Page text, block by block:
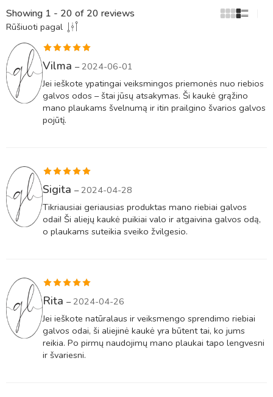
Showing 1 - 20 of 20 reviews
Rūšiuoti pagal
Įvertinimas:
Vilma – 2024-06-01
Jei ieškote ypatingai veiksmingos priemonės nuo riebios
galvos odos – štai jūsų atsakymas. Ši kaukė grąžino
mano plaukams švelnumą ir itin prailgino švarios galvos
pojūtį.
Įvertinimas:
Sigita – 2024-04-28
Tikriausiai geriausias produktas mano riebiai galvos
odai! Ši aliejų kaukė puikiai valo ir atgaivina galvos odą,
o plaukams suteikia sveiko žvilgesio.
Įvertinimas:
Rita – 2024-04-26
Jei ieškote natūralaus ir veiksmengo sprendimo riebiai
galvos odai, ši aliejinė kaukė yra būtent tai, ko jums
reikia. Po pirmų naudojimų mano plaukai tapo lengvesni
ir švariesni.